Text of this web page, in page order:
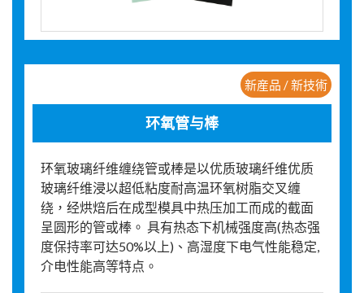
新産品 / 新技術
环氧管与棒
环氧玻璃纤维缠绕管或棒是以优质玻璃纤维优质
玻璃纤维浸以超低粘度耐高温环氧树脂交叉缠
绕，经烘焙后在成型模具中热压加工而成的截面
呈圆形的管或棒。 具有热态下机械强度高(热态强
度保持率可达50%以上)、高湿度下电气性能稳定,
介电性能高等特点。